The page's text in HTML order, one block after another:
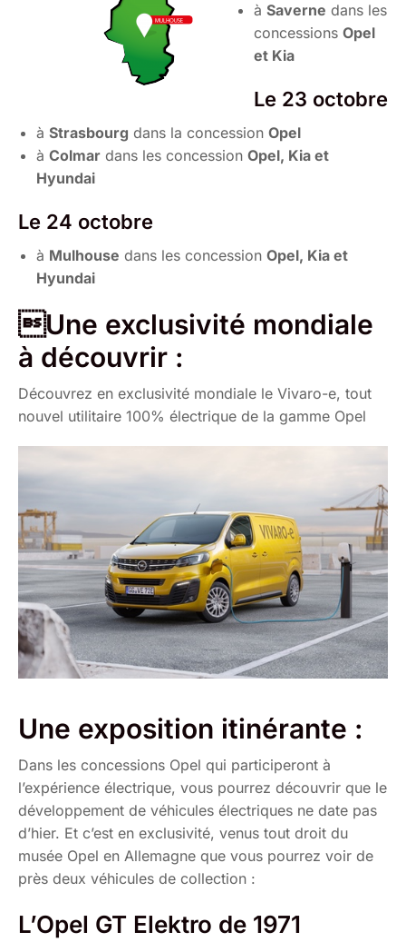
à Saverne dans les
concessions Opel
et Kia
Le 23 octobre
à Strasbourg dans la concession Opel
à Colmar dans les concession Opel, Kia et
Hyundai
Le 24 octobre
à Mulhouse dans les concession Opel, Kia et
Hyundai
Une exclusivité mondiale
à découvrir :
Découvrez en exclusivité mondiale le Vivaro-e, tout
nouvel utilitaire 100% électrique de la gamme Opel
Une exposition itinérante :
Dans les concessions Opel qui participeront à
l’expérience électrique, vous pourrez découvrir que le
développement de véhicules électriques ne date pas
d’hier. Et c’est en exclusivité, venus tout droit du
musée Opel en Allemagne que vous pourrez voir de
près deux véhicules de collection :
L’Opel GT Elektro de 1971